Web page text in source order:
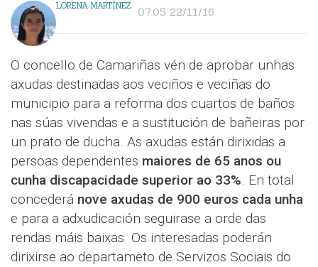
LORENA MARTÍNEZ 07:05 22/11/16
O concello de Camariñas vén de aprobar unhas
axudas destinadas aos veciños e veciñas do
municipio para a reforma dos cuartos de baños
nas súas vivendas e a sustitución de bañeiras por
un prato de ducha. As axudas están dirixidas a
persoas dependentes maiores de 65 anos ou
cunha discapacidade superior ao 33%. En total
concederá nove axudas de 900 euros cada unha
e para a adxudicación seguirase a orde das
rendas máis baixas. Os interesadas poderán
dirixirse ao departameto de Servizos Sociais do